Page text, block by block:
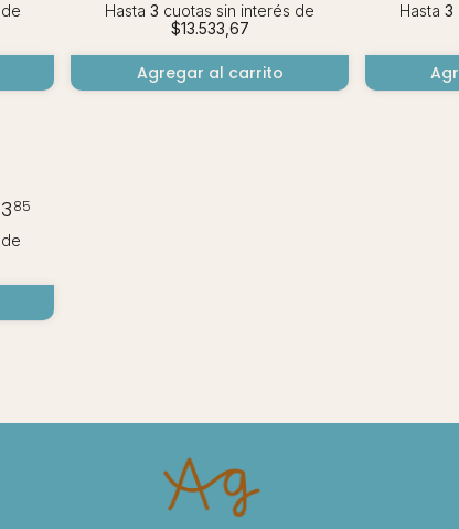
de
Hasta3 cuotas sin interés de
$13.533,67
Agregar al carrito
Hasta 3
85
de